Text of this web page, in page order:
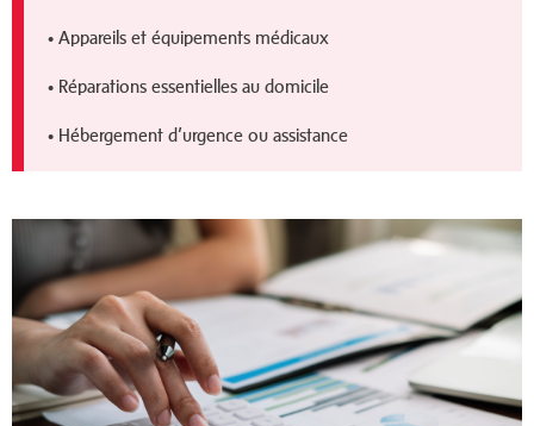
• Appareils et équipements médicaux
• Réparations essentielles au domicile
• Hébergement d’urgence ou assistance